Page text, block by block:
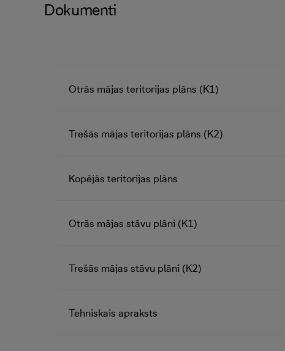
Dokumenti
Otrās mājas teritorijas plāns (K1)
Trešās mājas teritorijas plāns (K2)
Kopējās teritorijas plāns
Otrās mājas stāvu plāni (K1)
Trešās mājas stāvu plāni (K2)
Tehniskais apraksts